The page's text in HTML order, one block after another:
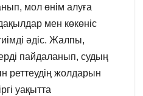
мол өнім алуға
мен көкөніс
әдіс. Жалпы,
пайдаланып, судың
реттеудің жолдарын
уақытта